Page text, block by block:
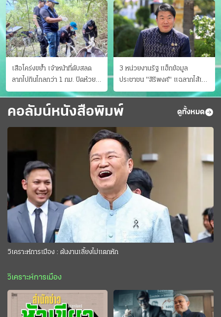
เสือโคร่งขย้ำ เจ้าหน้าที่ดับสลด
ลากไปกินไกลกว่า 1 กม. ปิดห้วย
ขาแข้งชั่วคราว
3 หน่วยงานรัฐ แฮ็กข้อมูล
ประชาชน "สิริพงศ์" แฉลากไส้เอง
"หนู" กอด "หนิม" สยบลือ
คอลัมน์หนังสือพิมพ์ ดูทั้งหมด
วิเคราะห์การเมือง : ต้นงานเลี้ยงไม่แตกหัก
วิเคราะห์การเมือง